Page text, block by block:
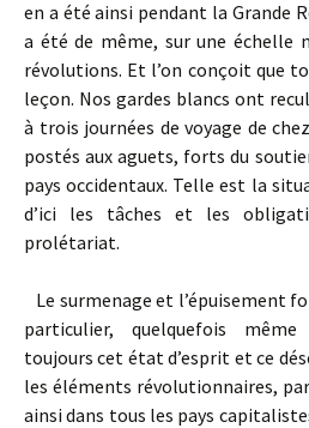
en a été ainsi pendant la Grande
a été de même, sur une échelle
révolutions. Et l’on conçoit que
leçon. Nos gardes blancs ont
à trois journées de voyage de
postés aux aguets, forts du
pays occidentaux. Telle est la
d’ici les tâches et les
prolétariat.
Le surmenage et l’épuisement
particulier, quelquefois
toujours cet état d’esprit et ce
les éléments révolutionnaires,
ainsi dans tous les pays